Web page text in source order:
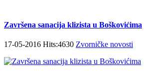
Završena sanacija klizista u Boškovićima
17-05-2016 Hits:4630 Zvorničke novosti